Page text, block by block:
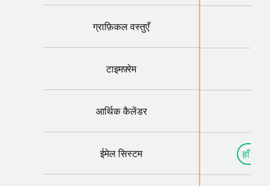
ग्राफ़िकल वस्तुएँ
टाइमफ़्रेम
आर्थिक कैलेंडर
ईमेल सिस्टम हाँ